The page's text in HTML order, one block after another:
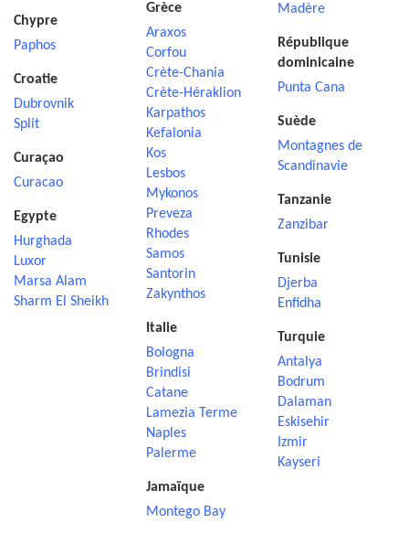
Chypre
Paphos
Croatie
Dubrovnik
Split
Curaçao
Curacao
Egypte
Hurghada
Luxor
Marsa Alam
Sharm El Sheikh
Grèce
Araxos
Corfou
Crète-Chania
Crète-Héraklion
Karpathos
Kefalonia
Kos
Lesbos
Mykonos
Preveza
Rhodes
Samos
Santorin
Zakynthos
Italie
Bologna
Brindisi
Catane
Lamezia Terme
Naples
Palerme
Jamaïque
Montego Bay
Madère
République
dominicaine
Punta Cana
Suède
Montagnes de
Scandinavie
Tanzanie
Zanzibar
Tunisie
Djerba
Enfidha
Turquie
Antalya
Bodrum
Dalaman
Eskisehir
Izmir
Kayseri